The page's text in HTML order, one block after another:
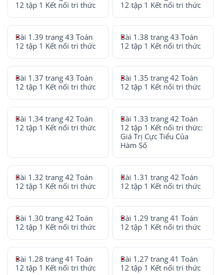
12 tập 1 Kết nối tri thức
12 tập 1 Kết nối tri thức
Bài 1.39 trang 43 Toán
12 tập 1 Kết nối tri thức
Bài 1.38 trang 43 Toán
12 tập 1 Kết nối tri thức
Bài 1.37 trang 43 Toán
12 tập 1 Kết nối tri thức
Bài 1.35 trang 42 Toán
12 tập 1 Kết nối tri thức
Bài 1.34 trang 42 Toán
12 tập 1 Kết nối tri thức
Bài 1.33 trang 42 Toán
12 tập 1 Kết nối tri thức:
Giá Trị Cực Tiểu Của
Hàm Số
Bài 1.32 trang 42 Toán
12 tập 1 Kết nối tri thức
Bài 1.31 trang 42 Toán
12 tập 1 Kết nối tri thức
Bài 1.30 trang 42 Toán
12 tập 1 Kết nối tri thức
Bài 1.29 trang 41 Toán
12 tập 1 Kết nối tri thức
Bài 1.28 trang 41 Toán
12 tập 1 Kết nối tri thức
Bài 1.27 trang 41 Toán
12 tập 1 Kết nối tri thức